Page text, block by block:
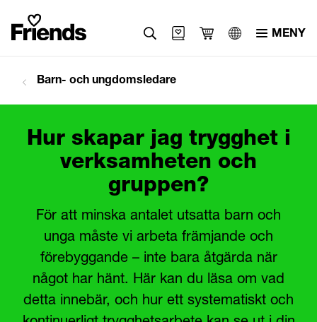
MENY
Barn- och ungdomsledare
Hur skapar jag trygghet i
verksamheten och
gruppen?
För att minska antalet utsatta barn och
unga måste vi arbeta främjande och
förebyggande – inte bara åtgärda när
något har hänt. Här kan du läsa om vad
detta innebär, och hur ett systematiskt och